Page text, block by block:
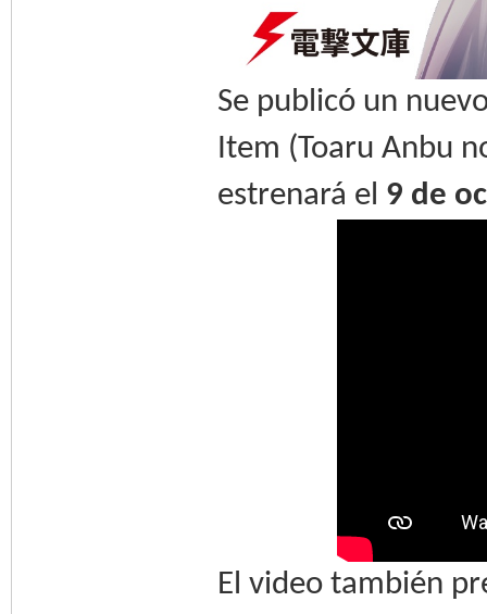
Se publicó un
Item (Toaru Anbu
estrenará el 9 de
El video también